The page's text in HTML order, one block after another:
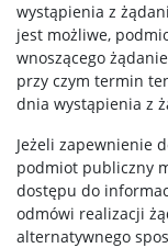
wystąpienia z
jest możliwe,
wnoszącego
przy czym termin
dnia wystąpienia z
Jeżeli zapewnienie
podmiot publiczny
dostępu do
odmówi realizacji
alternatywnego